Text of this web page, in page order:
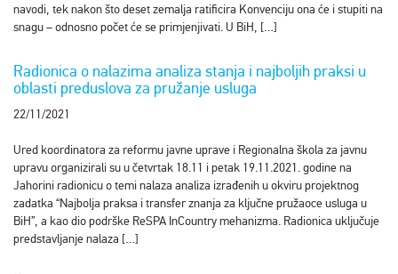
navodi, tek nakon što deset zemalja ratificira Konvenciju ona će i stupiti na
snagu – odnosno počet će se primjenjivati. U BiH, […]
Radionica o nalazima analiza stanja i najboljih praksi u
oblasti preduslova za pružanje usluga
22/11/2021
Ured koordinatora za reformu javne uprave i Regionalna škola za javnu
upravu organizirali su u četvrtak 18.11 i petak 19.11.2021. godine na
Jahorini radionicu o temi nalaza analiza izrađenih u okviru projektnog
zadatka “Najbolja praksa i transfer znanja za ključne pružaoce usluga u
BiH”, a kao dio podrške ReSPA InCountry mehanizma. Radionica uključuje
predstavljanje nalaza […]